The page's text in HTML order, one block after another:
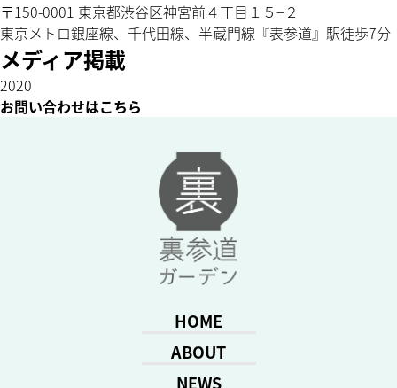
〒150-0001 東京都渋谷区神宮前４丁目１５−２
東京メトロ銀座線、千代田線、半蔵門線『表参道』駅徒歩7分
メディア掲載
2020
お問い合わせはこちら
HOME
ABOUT
NEWS